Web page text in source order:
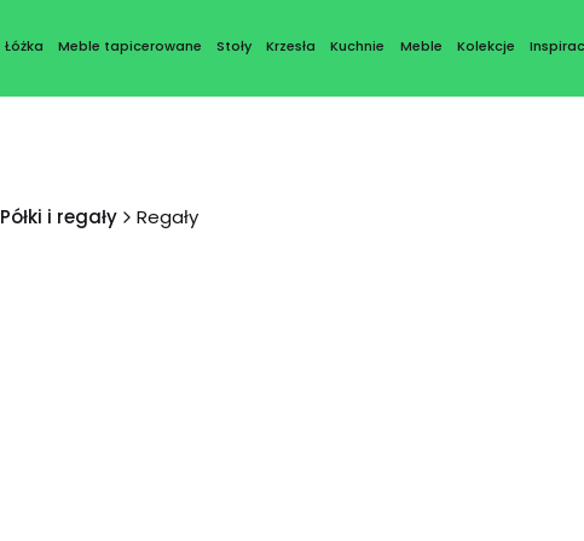
Łóżka Meble tapicerowane Stoły Krzesła Kuchnie Meble Kolekcje
Półki i regały Regały